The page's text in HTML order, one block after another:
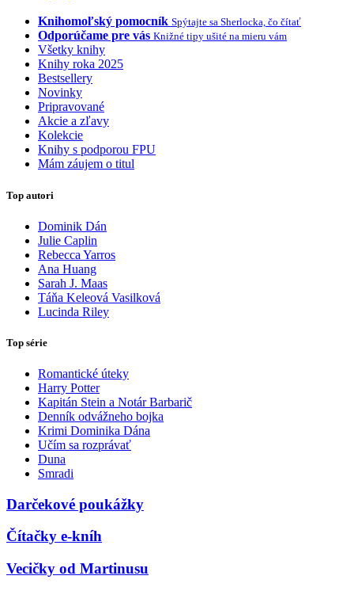
Knihomoľský pomocník Spýtajte sa Sherlocka, čo čítať
Odporúčame pre vás Knižné tipy ušité na mieru vám
Všetky knihy
Knihy roka 2025
Bestsellery
Novinky
Pripravované
Akcie a zľavy
Kolekcie
Knihy s podporou FPU
Mám záujem o titul
Top autori
Dominik Dán
Julie Caplin
Rebecca Yarros
Ana Huang
Sarah J. Maas
Táňa Keleová Vasilková
Lucinda Riley
Top série
Romantické úteky
Harry Potter
Kapitán Stein a Notár Barbarič
Denník odvážneho bojka
Krimi Dominika Dána
Učím sa rozprávať
Duna
Smradi
Darčekové poukážky
Čítačky e-kníh
Vecičky od Martinusu